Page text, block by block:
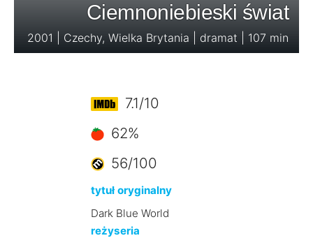
Ciemnoniebieski świat
2001 | Czechy, Wielka Brytania | dramat | 107 min
7.1/10
62%
56/100
tytuł oryginalny
Dark Blue World
reżyseria